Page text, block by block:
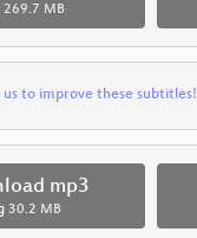
269.7 MB
us to improve these subtitles!
mp3
30.2 MB